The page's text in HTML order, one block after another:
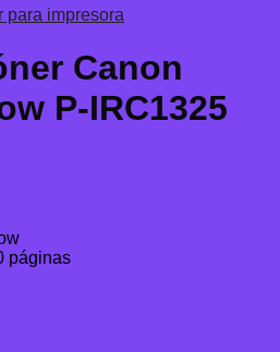
para impresora
Canon
P-IRC1325
páginas